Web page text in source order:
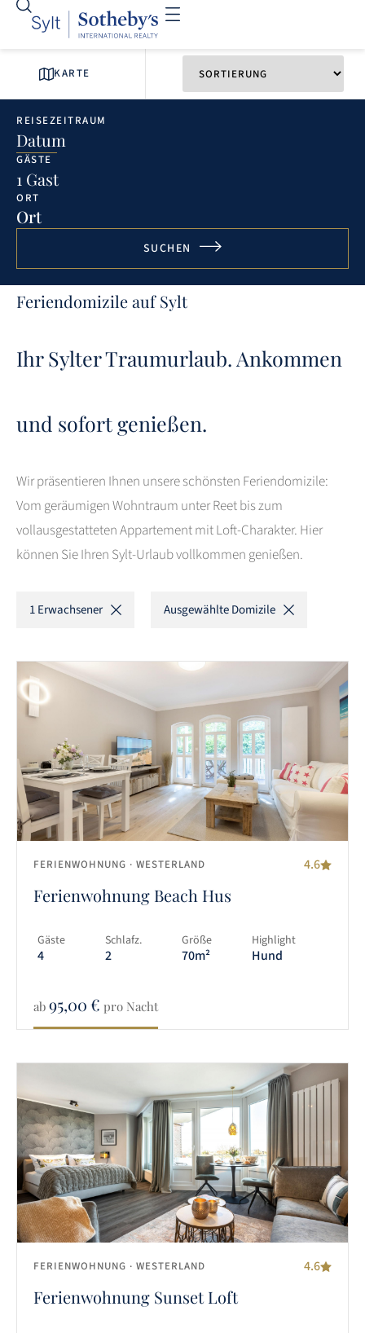
REISEZEITRAUM
Datum
GÄSTE
1 Gast
ORT
Ort
SUCHEN
KARTE
Feriendomizile auf Sylt
Ihr Sylter Traumurlaub. Ankommen
und sofort genießen.
Wir präsentieren Ihnen unsere schönsten Feriendomizile:
Vom geräumigen Wohntraum unter Reet bis zum
vollausgestatteten Appartement mit Loft-Charakter. Hier
können Sie Ihren Sylt-Urlaub vollkommen genießen.
1 Erwachsener Ausgewählte Domizile
FERIENWOHNUNG · WESTERLAND 4.6
Ferienwohnung Beach Hus
Gäste
4
Schlafz.
2
Größe
70m²
Highlight
Hund
ab 95,00€ pro Nacht
FERIENWOHNUNG · WESTERLAND 4.6
Ferienwohnung Sunset Loft